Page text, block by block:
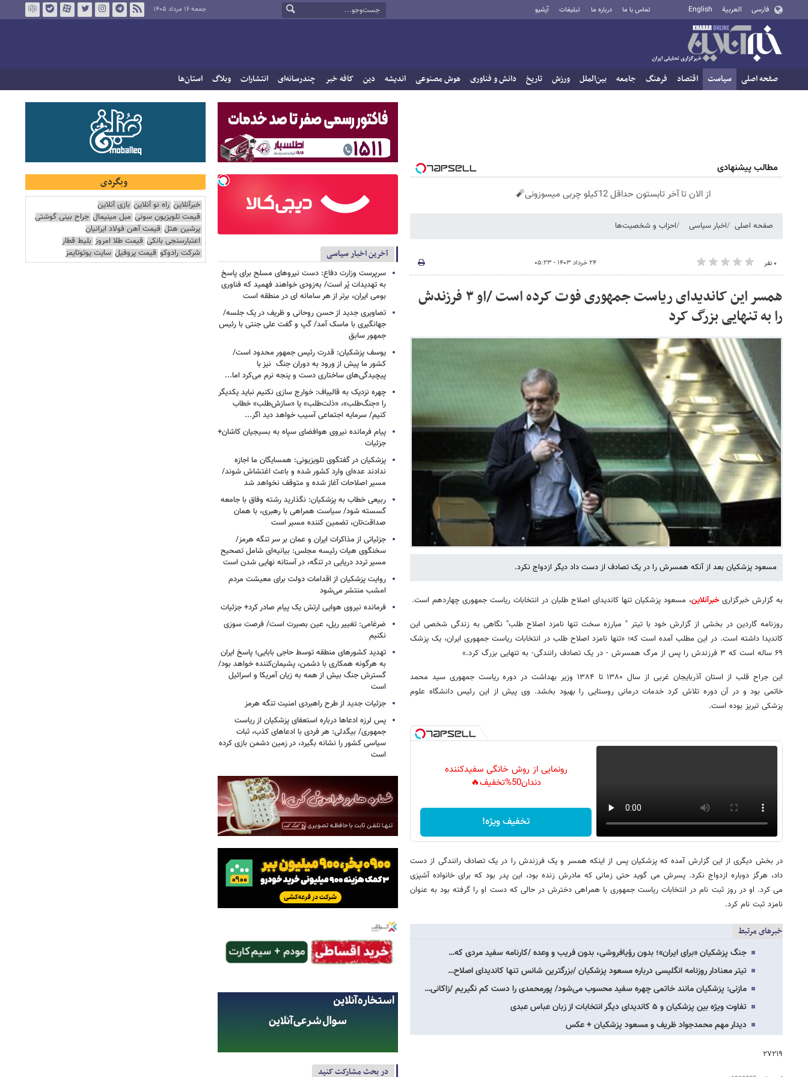
فارسی العربية English تماس با ما درباره ما تبلیغات آرشیو جمعه ۱۶ مرداد ۱۴۰۵
صفحه اصلی سیاست اقتصاد فرهنگ جامعه بین‌الملل ورزش تاریخ دانش و فناوری هوش مصنوعی اندیشه دین کافه خبر چندرسانه‌ای انتشارات وبلاگ استان‌ها
مطالب پیشنهادی
از الان تا آخر تابستون حداقل 12کیلو چربی میسوزونی🧨
صفحه اصلی اخبار سیاسی احزاب و شخصیت‌ها
۰ نفر ۲۴ خرداد ۱۴۰۳ - ۰۵:۲۳
همسر این کاندیدای ریاست جمهوری فوت کرده است /او ۳ فرزندش
را به تنهایی بزرگ کرد
مسعود پزشکیان بعد از آنکه همسرش را در یک تصادف از دست داد دیگر ازدواج نکرد.
به گزارش خبرگزاریخبرآنلاین، مسعود پزشکیان تنها کاندیدای اصلاح طلبان در انتخابات ریاست جمهوری چهاردهم است.
روزنامه گاردین در بخشی از گزارش خود با تیتر " مبارزه سخت تنها نامزد اصلاح طلب" نگاهی به زندگی شخصی این
کاندیدا داشته است. در این مطلب آمده است که؛ «تنها نامزد اصلاح طلب در انتخابات ریاست جمهوری ایران، یک پزشک
۶۹ ساله است که ۳ فرزندش را پس از مرگ همسرش - در یک تصادف رانندگی- به تنهایی بزرگ کرد.»
این جراح قلب از استان آذربایجان غربی از سال ۱۳۸۰ تا ۱۳۸۴ وزیر بهداشت در دوره ریاست جمهوری سید محمد
خاتمی بود و در آن دوره تلاش کرد خدمات درمانی روستایی را بهبود بخشد. وی پیش از این رئیس دانشگاه علوم
پزشکی تبریز بوده است.
رونمایی از روش خانگی سفیدکننده
دندان50%تخفیف🔥
تخفیف ویژه!
در بخش دیگری از این گزارش آمده که پزشکیان پس از اینکه همسر و یک فرزندش را در یک تصادف رانندگی از دست
داد، هرگز دوباره ازدواج نکرد. پسرش می گوید حتی زمانی که مادرش زنده بود، این پدر بود که برای خانواده آشپزی
می کرد. او در روز ثبت نام در انتخابات ریاست جمهوری با همراهی دخترش در حالی که دست او را گرفته بود به عنوان
نامزد ثبت نام کرد.
خبرهای مرتبط
جنگ پزشکیان «برای ایران»؛ بدون رؤیافروشی، بدون فریب و وعده /کارنامه سفید مردی که…
تیتر معنادار روزنامه انگلیسی درباره مسعود پزشکیان /بزرگترین شانس تنها کاندیدای اصلاح…
مازنی: پزشکیان مانند خاتمی چهره سفید محسوب می‌شود/ پورمحمدی را دست کم نگیریم /زاکانی…
تفاوت ویژه بین پزشکیان و ۵ کاندیدای دیگر انتخابات از زبان عباس عبدی
دیدار مهم محمدجواد ظریف و مسعود پزشکیان + عکس
۲۷۲۱۹
آخرین اخبار سیاسی
سرپرست وزارت دفاع: دست نیروهای مسلح برای پاسخ
به تهدیدات پُر است/ به‌زودی خواهند فهمید که فناوری
بومی ایران، برتر از هر سامانه ای در منطقه است
تصاویری جدید از حسن روحانی و ظریف در یک جلسه/
جهانگیری با ماسک آمد/ گپ و گفت علی جنتی با رئیس
جمهور سابق
یوسف پزشکیان: قدرت رئیس‌ جمهور محدود است/
کشور ما پیش از ورود به دوران جنگ نیز با
پیچیدگی‌های ساختاری دست و پنجه نرم می‌کرد اما...
چهره نزدیک به قالیباف: خوارج سازی نکنیم نباید یکدیگر
را «جنگ‌طلب»، «ذلت‌طلب» یا «سازش‌طلب» خطاب
کنیم/ سرمایه اجتماعی آسیب خواهد دید اگر...
پیام فرمانده نیروی هوافضای سپاه به بسیجیان کاشان+
جزئیات
پزشکیان در گفتگوی تلویزیونی: همسایگان ما اجازه
ندادند عده‌ای وارد کشور شده و باعث اغتشاش شوند/
مسیر اصلاحات آغاز شده و متوقف نخواهد شد
ربیعی خطاب به پزشکیان: نگذارید رشته وفاق با جامعه
گسسته شود/ سیاست همراهی با رهبری، با همان
صداقت‌تان، تضمین کننده مسیر است
جزئیاتی از مذاکرات ایران و عمان بر سر تنگه هرمز/
سخنگوی هیات رئیسه مجلس: بیانیه‌ای شامل تصحیح
مسیر تردد دریایی در تنگه، در آستانه نهایی شدن است
روایت پزشکیان از اقدامات دولت برای معیشت مردم
امشب منتشر می‌شود
فرمانده نیروی هوایی ارتش یک پیام صادر کرد+ جزئیات
ضرغامی: تغییر ریل، عین بصیرت است/ فرصت سوزی
نکنیم
تهدید کشورهای منطقه توسط حاجی بابایی؛ پاسخ ایران
به هرگونه همکاری با دشمن، پشیمان‌کننده خواهد بود/
گسترش جنگ بیش از همه به زیان آمریکا و اسرائیل
است
جزئیات جدید از طرح راهبردی امنیت تنگه هرمز
پس لرزه ادعاها درباره استعفای پزشکیان از ریاست
جمهوری/ بیگدلی: هر فردی با ادعاهای کذب، ثبات
سیاسی کشور را نشانه بگیرد، در زمین دشمن بازی کرده
است
در بحث مشارکت کنید
وبگردی
خبرآنلاین راه نو آنلاین بازی آنلاین
قیمت تلویزیون سونی مبل مینیمال جراح بینی گوشتی
پرشین هتل قیمت آهن فولاد ایرانیان
اعتبارسنجی بانکی قیمت طلا امروز بلیط قطار
شرکت رادوکو قیمت پروفیل سایت یوتوتایمز